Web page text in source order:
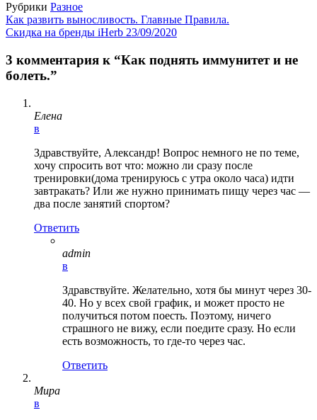
Рубрики Разное
Как развить выносливость. Главные Правила.
Скидка на бренды iHerb 23/09/2020
3 комментария к “Как поднять иммунитет и не
болеть.”
Елена
в
Здравствуйте, Александр! Вопрос немного не по теме,
хочу спросить вот что: можно ли сразу после
тренировки(дома тренируюсь с утра около часа) идти
завтракать? Или же нужно принимать пищу через час —
два после занятий спортом?
Ответить
admin
в
Здравствуйте. Желательно, хотя бы минут через 30-
40. Но у всех свой график, и может просто не
получиться потом поесть. Поэтому, ничего
страшного не вижу, если поедите сразу. Но если
есть возможность, то где-то через час.
Ответить
Мира
в